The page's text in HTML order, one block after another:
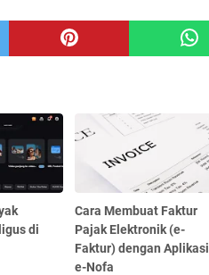
di
Cara Membuat Faktur
Pajak Elektronik (e-
Faktur) dengan Aplikasi
e-Nofa